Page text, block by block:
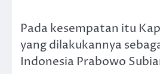
Pada kesempatan itu
yang dilakukannya
Indonesia Prabowo